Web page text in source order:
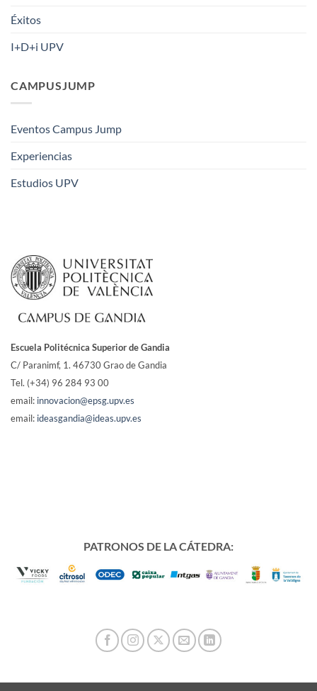
Éxitos
I+D+i UPV
CAMPUSJUMP
Eventos Campus Jump
Experiencias
Estudios UPV
Escuela Politécnica Superior de Gandia
C/ Paranimf, 1. 46730 Grao de Gandia
Tel. (+34) 96 284 93 00
email: innovacion@epsg.upv.es
email: ideasgandia@ideas.upv.es
PATRONOS DE LA CÁTEDRA: